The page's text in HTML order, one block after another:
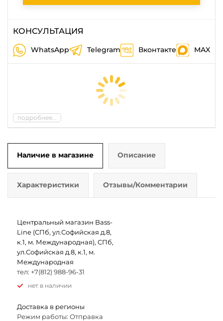
КОНСУЛЬТАЦИЯ
WhatsApp Telegram Вконтакте MAX
подробнее...
Наличие в магазине Описание
Характеристики Отзывы/Комментарии
Центральный магазин Bass-
Line (СПб, ул.Софийская д.8,
к.1, м. Международная), СПб,
ул.Софийская д.8, к.1, м.
Международная
тел: +7(812) 988-96-31
Нет в наличии
Доставка в регионы
Режим работы: Отправка